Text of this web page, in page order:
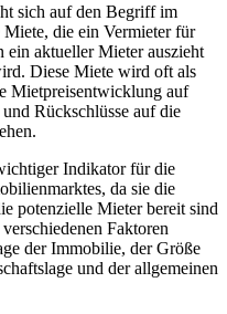
sich auf den Begriff im
die ein Vermieter für
aktueller Mieter auszieht
Diese Miete wird oft als
Mietpreisentwicklung auf
Rückschlüsse auf die
Indikator für die
da sie die
potenzielle Mieter bereit sind
Faktoren
der Immobilie, der Größe
und der allgemeinen